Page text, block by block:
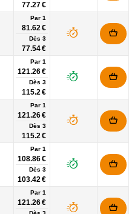
77.27 €
Par 1
81.62 €
Dès 3
77.54 €
Par 1
121.26 €
Dès 3
115.2 €
Par 1
121.26 €
Dès 3
115.2 €
Par 1
108.86 €
Dès 3
103.42 €
Par 1
121.26 €